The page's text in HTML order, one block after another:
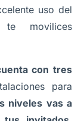
uso del
movilices
con tres
para
niveles vas a